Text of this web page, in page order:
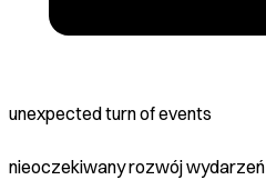
unexpected turn of events
nieoczekiwany rozwój wydarzeń